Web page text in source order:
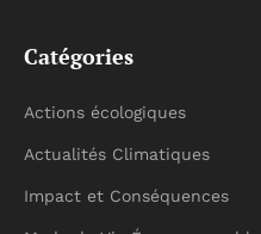
Catégories
Actions écologiques
Actualités Climatiques
Impact et Conséquences